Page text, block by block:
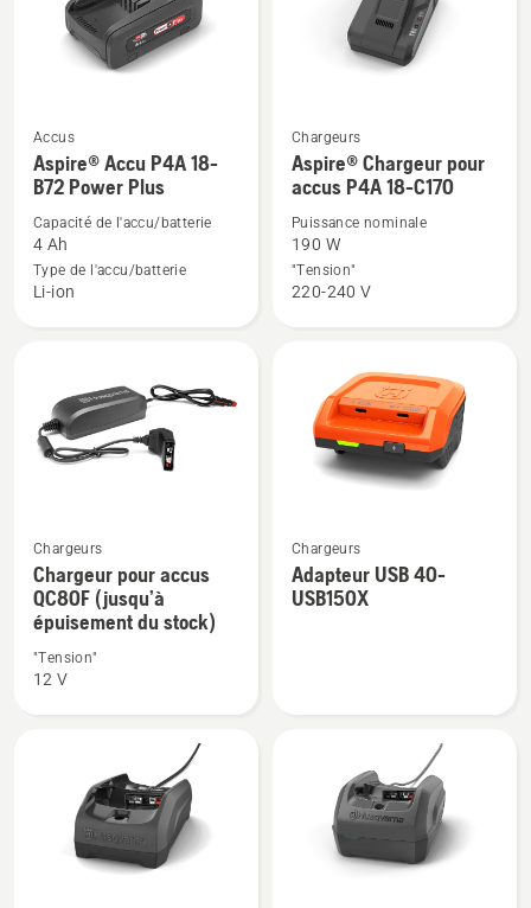
Voir
plus
de
détails
sur
Aspire®
Power
Plus
Accus
Aspire® Accu P4A 18-
B72 Power Plus
Capacité de l'accu/batterie
4 Ah
Type de l'accu/batterie
Li-ion
Voir
plus
de
détails
sur
Aspire®
C170
Chargeurs
Aspire® Chargeur pour
accus P4A 18-C170
Puissance nominale
190 W
"Tension"
220-240 V
Voir
plus
de
détails
sur
Chargeur
(jusqu’à
épuisement
Chargeurs
Chargeur pour accus
QC80F (jusqu’à
épuisement du stock)
"Tension"
12 V
Voir
plus
de
Chargeurs
Adapteur USB 40-
USB150X